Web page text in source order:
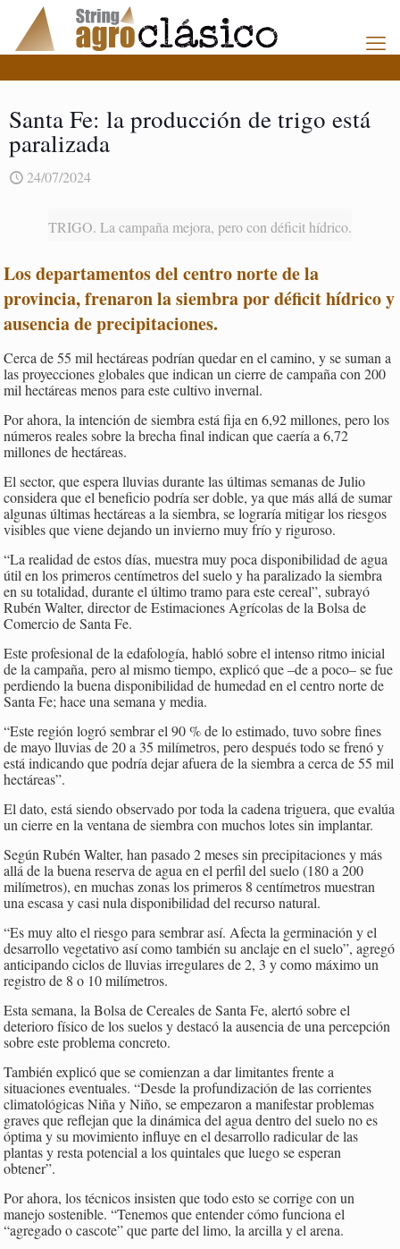
Santa Fe: la producción de trigo está
paralizada
24/07/2024
TRIGO. La campaña mejora, pero con déficit hídrico.
Los departamentos del centro norte de la
provincia, frenaron la siembra por déficit hídrico y
ausencia de precipitaciones.
Cerca de 55 mil hectáreas podrían quedar en el camino, y se suman a
las proyecciones globales que indican un cierre de campaña con 200
mil hectáreas menos para este cultivo invernal.
Por ahora, la intención de siembra está fija en 6,92 millones, pero los
números reales sobre la brecha final indican que caería a 6,72
millones de hectáreas.
El sector, que espera lluvias durante las últimas semanas de Julio
considera que el beneficio podría ser doble, ya que más allá de sumar
algunas últimas hectáreas a la siembra, se lograría mitigar los riesgos
visibles que viene dejando un invierno muy frío y riguroso.
“La realidad de estos días, muestra muy poca disponibilidad de agua
útil en los primeros centímetros del suelo y ha paralizado la siembra
en su totalidad, durante el último tramo para este cereal”, subrayó
Rubén Walter, director de Estimaciones Agrícolas de la Bolsa de
Comercio de Santa Fe.
Este profesional de la edafología, habló sobre el intenso ritmo inicial
de la campaña, pero al mismo tiempo, explicó que –de a poco– se fue
perdiendo la buena disponibilidad de humedad en el centro norte de
Santa Fe; hace una semana y media.
“Este región logró sembrar el 90 % de lo estimado, tuvo sobre fines
de mayo lluvias de 20 a 35 milímetros, pero después todo se frenó y
está indicando que podría dejar afuera de la siembra a cerca de 55 mil
hectáreas”.
El dato, está siendo observado por toda la cadena triguera, que evalúa
un cierre en la ventana de siembra con muchos lotes sin implantar.
Según Rubén Walter, han pasado 2 meses sin precipitaciones y más
allá de la buena reserva de agua en el perfil del suelo (180 a 200
milímetros), en muchas zonas los primeros 8 centímetros muestran
una escasa y casi nula disponibilidad del recurso natural.
“Es muy alto el riesgo para sembrar así. Afecta la germinación y el
desarrollo vegetativo así como también su anclaje en el suelo”, agregó
anticipando ciclos de lluvias irregulares de 2, 3 y como máximo un
registro de 8 o 10 milímetros.
Esta semana, la Bolsa de Cereales de Santa Fe, alertó sobre el
deterioro físico de los suelos y destacó la ausencia de una percepción
sobre este problema concreto.
También explicó que se comienzan a dar limitantes frente a
situaciones eventuales. “Desde la profundización de las corrientes
climatológicas Niña y Niño, se empezaron a manifestar problemas
graves que reflejan que la dinámica del agua dentro del suelo no es
óptima y su movimiento influye en el desarrollo radicular de las
plantas y resta potencial a los quintales que luego se esperan
obtener”.
Por ahora, los técnicos insisten que todo esto se corrige con un
manejo sostenible. “Tenemos que entender cómo funciona el
“agregado o cascote” que parte del limo, la arcilla y el arena.